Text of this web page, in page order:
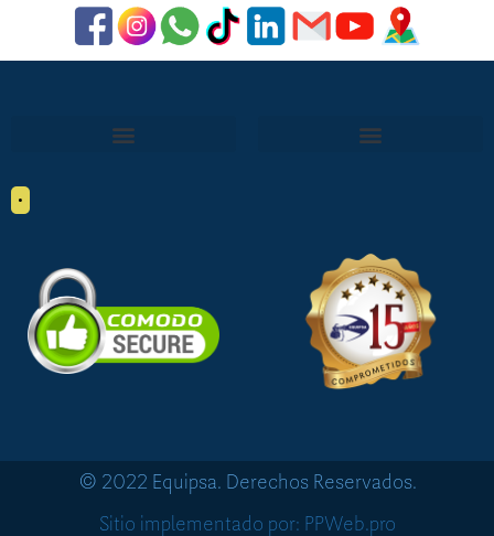
•
© 2022 Equipsa. Derechos Reservados.
Sitio implementado por: PPWeb.pro